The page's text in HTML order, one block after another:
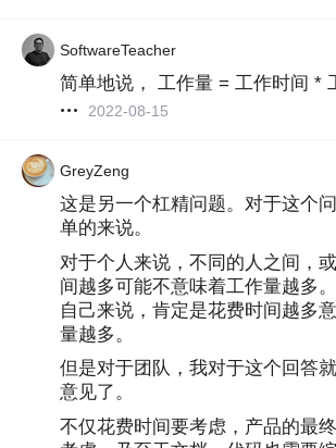
SoftwareTeacher
简单地说， 工作量 = 工作时间 *
2022-08-15
GreyZeng
这是另一个杠精问题。对于这个
单的来说。
对于个人来说，不同的人之间，
间越多可能不意味着工作量越多
自己来说，肯定是花费时间越多
量越多。
但是对于团队，我对于这个回答
意见了。
不仅花费时间要考虑，产品的最